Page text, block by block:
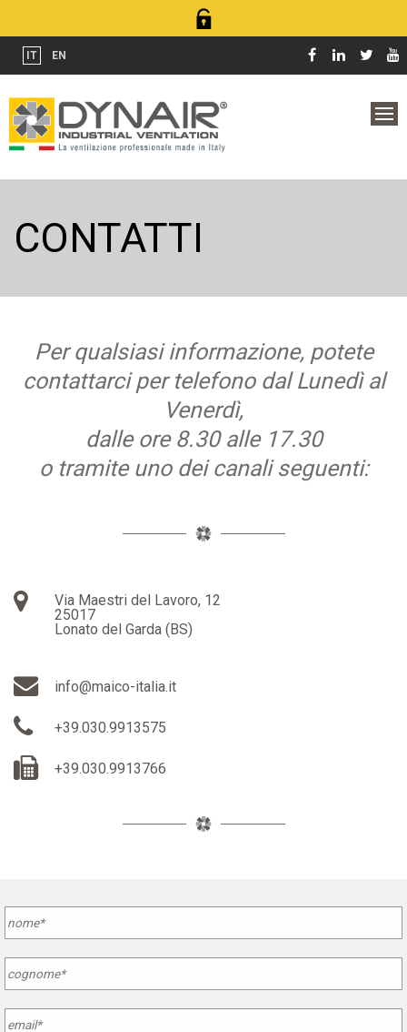
IT EN
CONTATTI
Per qualsiasi informazione, potete
contattarci per telefono dal Lunedì al
Venerdì,
dalle ore 8.30 alle 17.30
o tramite uno dei canali seguenti:
Via Maestri del Lavoro, 12
25017
Lonato del Garda (BS)
info@maico-italia.it
+39.030.9913575
+39.030.9913766